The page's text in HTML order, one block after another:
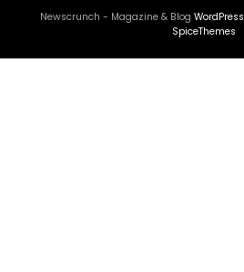
Newscrunch - Magazine & Blog WordPress
SpiceThemes